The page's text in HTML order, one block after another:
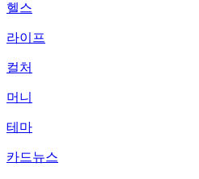
헬스
라이프
컬처
머니
테마
카드뉴스